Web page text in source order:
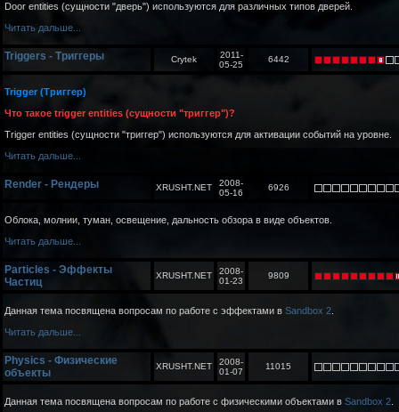
Door entities (сущности "дверь") используются для различных типов дверей.
Читать дальше...
Triggers - Триггеры Crytek
2011-
05-25
6442
Trigger (Триггер)
Что такое trigger entities (сущности "триггер")?
Trigger entities (сущности "триггер") используются для активации событий на уровне.
Читать дальше...
Render - Рендеры XRUSHT.NET
2008-
05-16
6926
Облока, молнии, туман, освещение, дальность обзора в виде объектов.
Читать дальше...
Particles - Эффекты
Частиц
XRUSHT.NET
2008-
01-23
9809
Данная тема посвящена вопросам по работе с эффектами в Sandbox 2
Читать дальше...
Physics - Физические
объекты
XRUSHT.NET
2008-
01-07
11015
Данная тема посвящена вопросам по работе с физическими объектами в Sandbox 2